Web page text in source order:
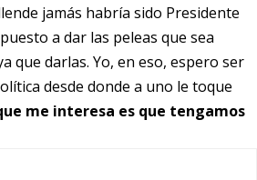
jamás habría sido Presidente
a dar las peleas que sea
que darlas. Yo, en eso, espero ser
desde donde a uno le toque
me interesa es que tengamos